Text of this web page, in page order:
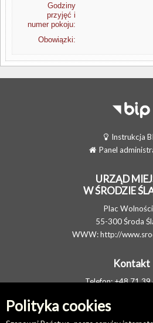
Polityka cookies
Godziny
przyjęć i
numer pokoju:
Obowiązki:
Instrukcja
Panel
URZĄD
W ŚRODZIE
Plac
55-300 Środa
WWW:http://
Kontakt
Telefon: +48 71
E-MAIL:
Elektroniczna Skrzynka